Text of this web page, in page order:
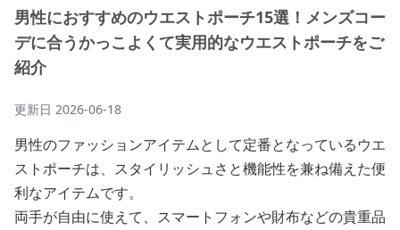
男性におすすめのウエストポーチ15選！メンズコー
デに合うかっこよくて実用的なウエストポーチをご
紹介
更新日 2026-06-18
男性のファッションアイテムとして定番となっているウエ
ストポーチは、スタイリッシュさと機能性を兼ね備えた便
利なアイテムです。
両手が自由に使えて、スマートフォンや財布などの貴重品